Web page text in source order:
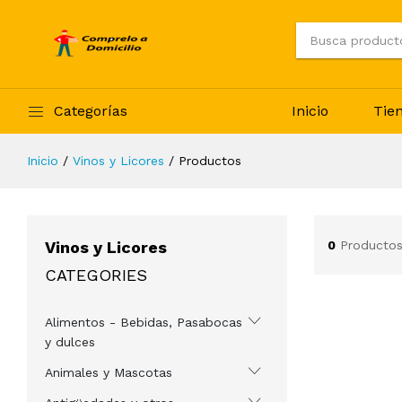
Categorías Inicio
Inicio Vinos y Licores Productos
Vinos y Licores
CATEGORIES
Alimentos - Bebidas, Pasabocas
y dulces
Animales y Mascotas
0